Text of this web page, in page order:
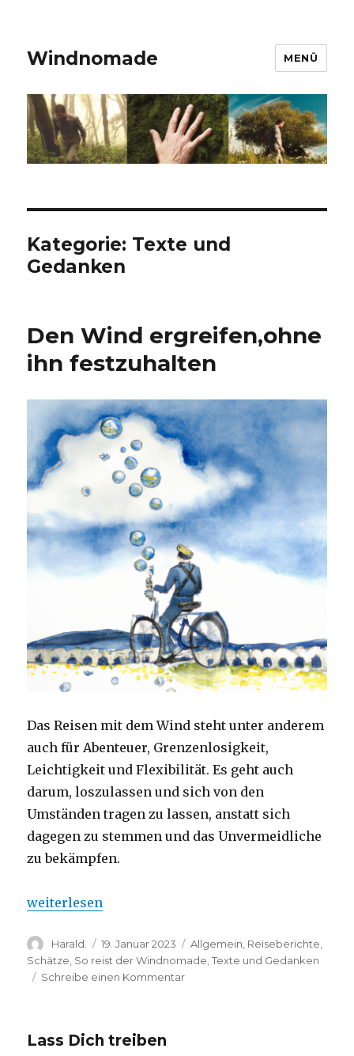
Windnomade MENÜ
Kategorie: Texte und
Gedanken
Den Wind ergreifen,ohne
ihn festzuhalten
Das Reisen mit dem Wind steht unter anderem
auch für Abenteuer, Grenzenlosigkeit,
Leichtigkeit und Flexibilität.Es geht auch
darum, loszulassen und sich von den
Umständen tragen zu lassen, anstatt sich
dagegen zu stemmen und das Unvermeidliche
zu bekämpfen.
„Den Wind ergreifen,ohne ihn festzuhalten“
weiterlesen
Autor
Harald.
Veröffentlicht
am
19. Januar 2023 Kategorien
Allgemein Reiseberichte
Schätze So reist der Windnomade ,Texte und Gedanken
Schreibe einen Kommentarzu
Lass Dich treiben